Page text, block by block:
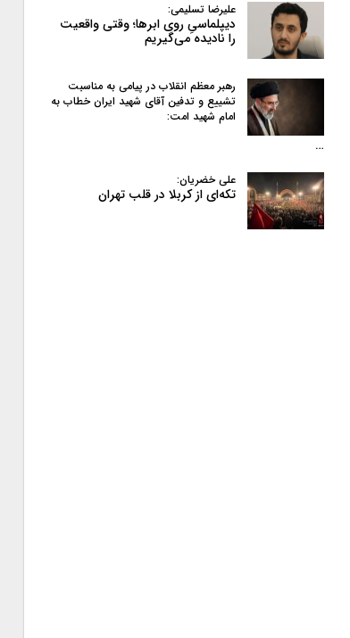
علیرضا تسلیمی:
دیپلماسیِ روی ابرها؛ وقتی واقعیت
را نادیده می‌گیریم
رهبر معظم انقلاب در پیامی به‌ مناسبت
تشییع و تدفین آقای شهید ایران خطاب به
امام شهید امت:
…
علی خضریان:
تکه‌ای از کربلا در قلب تهران